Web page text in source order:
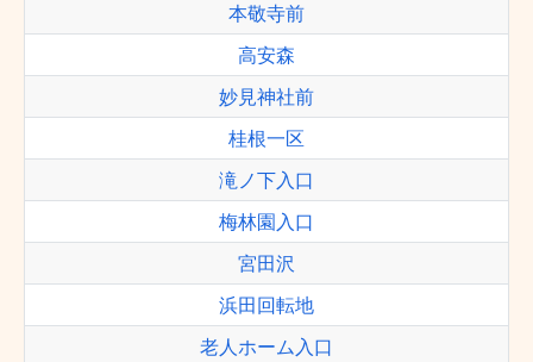
本敬寺前
高安森
妙見神社前
桂根一区
滝ノ下入口
梅林園入口
宮田沢
浜田回転地
老人ホーム入口